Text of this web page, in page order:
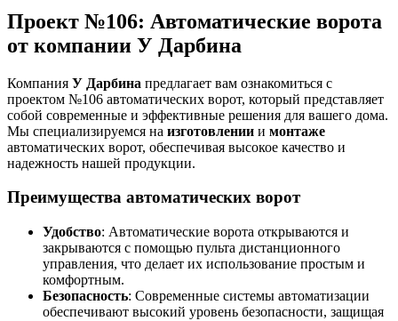
Проект №106: Автоматические ворота
от компании У Дарбина
Компания У Дарбина предлагает вам ознакомиться с
проектом №106 автоматических ворот, который представляет
собой современные и эффективные решения для вашего дома.
Мы специализируемся на изготовлении и монтаже
автоматических ворот, обеспечивая высокое качество и
надежность нашей продукции.
Преимущества автоматических ворот
Удобство: Автоматические ворота открываются и
закрываются с помощью пульта дистанционного
управления, что делает их использование простым и
комфортным.
Безопасность: Современные системы автоматизации
обеспечивают высокий уровень безопасности, защищая